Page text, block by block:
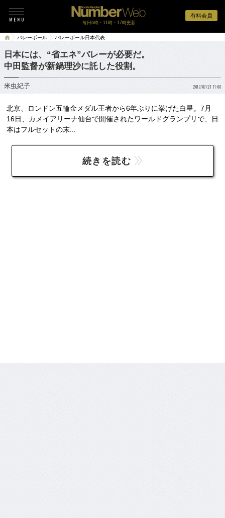
有料会員
毎日6時・11時・17時更新
バレーボール バレーボール日本代表
日本には、“省エネ”バレーが必要だ。
中田監督が新鍋理沙に託した役割。
米虫紀子 2017/07/21 11:00
北京、ロンドン五輪金メダル王者から6年ぶりに挙げた白星。7月
16日、カメイアリーナ仙台で開催されたワールドグランプリで、日
本はフルセットの末...
続きを読む